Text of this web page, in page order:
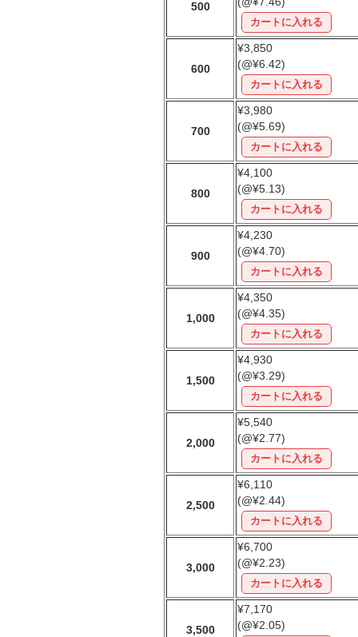
500
600
¥3,850
(@¥6.42)
700
¥3,980
(@¥5.69)
800
¥4,100
(@¥5.13)
900
¥4,230
(@¥4.70)
1,000
¥4,350
(@¥4.35)
1,500
¥4,930
(@¥3.29)
2,000
¥5,540
(@¥2.77)
2,500
¥6,110
(@¥2.44)
3,000
¥6,700
(@¥2.23)
3,500
¥7,170
(@¥2.05)